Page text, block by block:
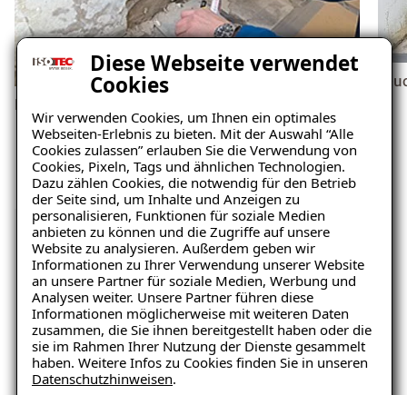
Diese Webseite verwendet
Cookies
Wir verwenden Cookies, um Ihnen ein optimales
Webseiten-Erlebnis zu bieten. Mit der Auswahl “Alle
Cookies zulassen” erlauben Sie die Verwendung von
Cookies, Pixeln, Tags und ähnlichen Technologien.
Dazu zählen Cookies, die notwendig für den Betrieb
der Seite sind, um Inhalte und Anzeigen zu
personalisieren, Funktionen für soziale Medien
anbieten zu können und die Zugriffe auf unsere
Website zu analysieren. Außerdem geben wir
Informationen zu Ihrer Verwendung unserer Website
an unsere Partner für soziale Medien, Werbung und
Analysen weiter. Unsere Partner führen diese
Informationen möglicherweise mit weiteren Daten
zusammen, die Sie ihnen bereitgestellt haben oder die
sie im Rahmen Ihrer Nutzung der Dienste gesammelt
haben. Weitere Infos zu Cookies finden Sie in unseren
Datenschutzhinweisen.
Feuchtigkeit
Unverbindliche
Schadensanalyse erhalten
Wo befindet sich der Schaden?